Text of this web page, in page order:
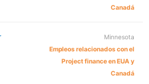
Canadá
Minnesota
Empleos relacionados con el
Project finance en EUA y
Canadá